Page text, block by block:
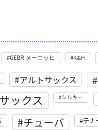
GEBR.メーニッヒ K&H
アルトサックス
サックス シルキー
チューバ テナ